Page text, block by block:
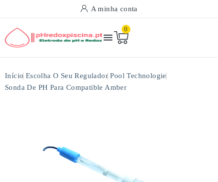
A minha conta

0
Início Escolha O Seu Regulador Pool Technologie
Sonda De PH Para Compatible Amber